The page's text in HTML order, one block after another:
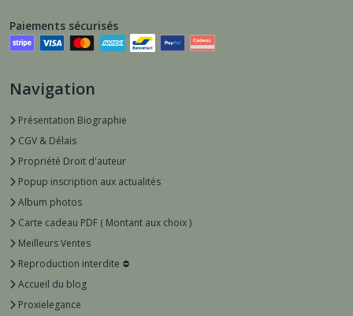
Paiements sécurisés
Navigation
Présentation Biographie
CGV & Délais
Propriété Droit d'auteur
Popup inscription aux actualités
Album photos
Carte cadeau PDF ( Montant aux choix )
Meilleurs Ventes
Reproduction interdite ⛔️
Accueil du blog
Proxielegance